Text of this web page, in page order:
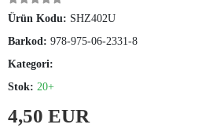
Ürün Kodu: SHZ402U
Barkod: 978-975-06-2331-8
Kategori:
Stok: 20+
4,50 EUR